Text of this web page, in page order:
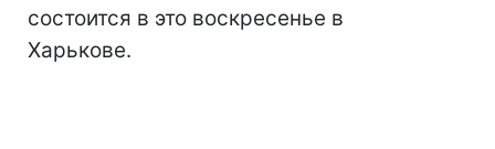
состоится в это воскресенье в
Харькове.